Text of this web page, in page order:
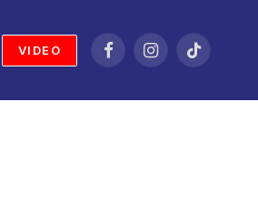
VIDEO
FacebookInstagramTikTok